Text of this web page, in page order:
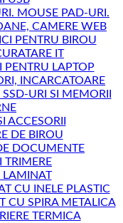
MOUSE PAD-URI.
CAMERE WEB
PENTRU BIROU
IT
PENTRU LAPTOP
INCARCATOARE
URI SI MEMORII
ACCESORII
DE BIROU
DOCUMENTE
TRIMERE
LAMINAT
CU INELE PLASTIC
CU SPIRA METALICA
TERMICA